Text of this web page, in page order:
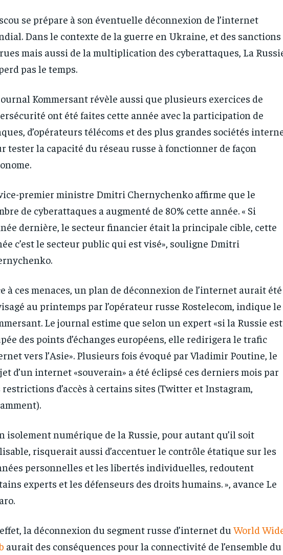
RECOMMENDED
Pay now and you get access to exclusive
news and articles for a whole year.
By agreeing to this tier,
every month after the first
opt out of the monthly
RECOMMENDED
Pay now and you get access to exclusive
news and articles for a whole year.
By agreeing to this tier,
every month after the first
opt out of the monthly
se prépare à son éventuelle déconnexion de l’internet
Dans le contexte de la guerre en Ukraine, et des sanctions
mais aussi de la multiplication des cyberattaques, La
pas le temps.
Kommersant révèle aussi que plusieurs exercices de
ont été faites cette année avec la participation de
d’opérateurs télécoms et des plus grandes sociétés
tester la capacité du réseau russe à fonctionner de façon
premier ministre Dmitri Chernychenko affirme que le
de cyberattaques a augmenté de 80% cette année. « Si
dernière, le secteur financier était la principale cible, cette
c’est le secteur public qui est visé», souligne Dmitri
à ces menaces, un plan de déconnexion de l’internet aurait été
au printemps par l’opérateur russe Rostelecom, indique le
Le journal estime que selon un expert «si la Russie est
des points d’échanges européens, elle redirigera le trafic
vers l’Asie». Plusieurs fois évoqué par Vladimir Poutine, le
d’un internet «souverain» a été éclipsé ces derniers mois par
restrictions d’accès à certains sites (Twitter et Instagram,
isolement numérique de la Russie, pour autant qu’il soit
risquerait aussi d’accentuer le contrôle étatique sur les
personnelles et les libertés individuelles, redoutent
experts et les défenseurs des droits humains. », avance Le
la déconnexion du segment russe d’internet duWorld
aurait des conséquences pour la connectivité de l’ensemble du